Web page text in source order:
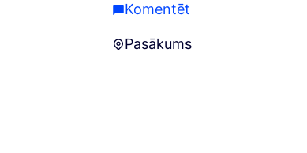
Komentēt
Komentēt
Pasākums
Pasākums